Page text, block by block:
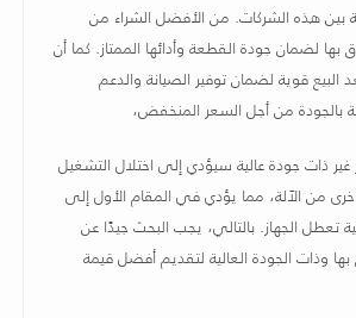
بين هذه الشركات. من الأفضل الشراء من
بها لضمان جودة القطعة وأدائها الممتاز. كما أن
قوية لضمان توفير الصيانة والدعم
بالجودة من أجل السعر المنخفض،
ذات جودة عالية سيؤدي إلى اختلال التشغيل
من الآلة، مما يؤدي في المقام الأول إلى
تعطل الجهاز. بالتالي، يجب البحث جيدًا عن
وذات الجودة العالية لتقديم أفضل قيمة